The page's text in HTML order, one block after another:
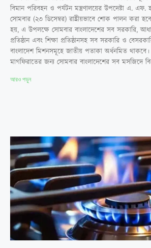
বিমান পরিবহন ও পর্যটন মন্ত্রণালয়ের উপদেষ্টা এ. এফ.
সোমবার (২৩ ডিসেম্বর) রাষ্ট্রীয়ভাবে শোক পালন করা
হয়, এ উপলক্ষে সোমবার বাংলাদেশের সব সরকারি, আধা
প্রতিষ্ঠান এবং শিক্ষা প্রতিষ্ঠানসহ সব সরকারি ও
বাংলাদেশ মিশনসমূহে জাতীয় পতাকা অর্ধনমিত
মাগফিরাতের জন্য সোমবার বাংলাদেশের সব মসজিদে
আরও পড়ুন